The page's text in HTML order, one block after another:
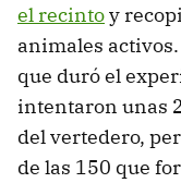
el recintoy
animales
que duró el
intentaron unas
del vertedero,
de las 150 que